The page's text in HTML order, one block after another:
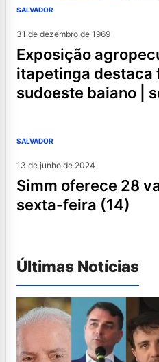
SALVADOR
31 de dezembro de 1969
exposição agropecuária de
itapetinga destaca
sudoeste baiano |
SALVADOR
13 de junho de 2024
simm oferece 28 vagas para esta
sexta-feira (14)
Últimas Notícias